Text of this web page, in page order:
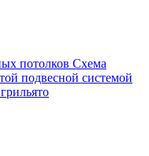
потолков Схема
подвесной системой